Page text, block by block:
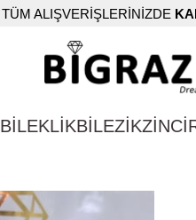
TÜM ALIŞVERİŞLERİNİZDE
BİLEKLİKBİLEZİK